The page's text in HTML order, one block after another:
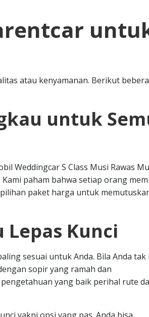
atau kenyamanan. Berikut
untuk
Weddingcar S Class Musi Rawas
paham bahwa setiap orang
paket harga untuk
Kunci
sesuai untuk Anda. Bila Anda tak
sopir yang ramah dan
yang baik perihal rute